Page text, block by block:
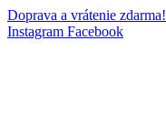
Doprava a vrátenie zdarma!
Instagram Facebook